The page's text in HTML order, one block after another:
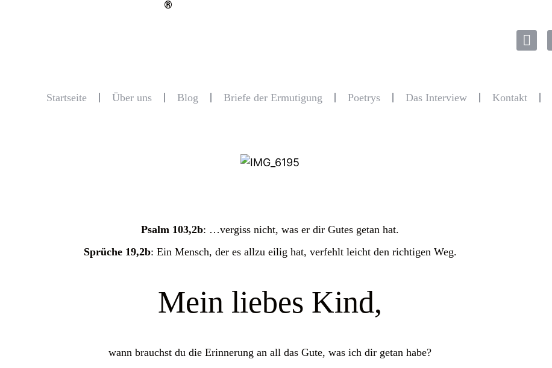
®
Startseite Über uns Blog Briefe der Ermutigung Poetrys Das Interview Kontakt
Psalm 103,2b: …vergiss nicht, was er dir Gutes getan hat.
Sprüche 19,2b: Ein Mensch, der es allzu eilig hat, verfehlt leicht den richtigen Weg.
Mein liebes Kind,
wann brauchst du die Erinnerung an all das Gute, was ich dir getan habe?